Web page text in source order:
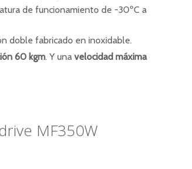
de funcionamiento de -30ºC a
doble fabricado en inoxidable.
60 kgm. Y una velocidad máxima
MF350W